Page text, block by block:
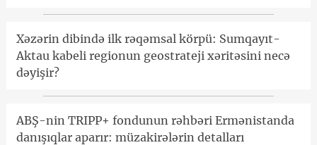
Xəzərin dibində ilk rəqəmsal körpü: Sumqayıt-
Aktau kabeli regionun geostrateji xəritəsini necə
dəyişir?
ABŞ-nin TRIPP+ fondunun rəhbəri Ermənistanda
danışıqlar aparır: müzakirələrin detalları